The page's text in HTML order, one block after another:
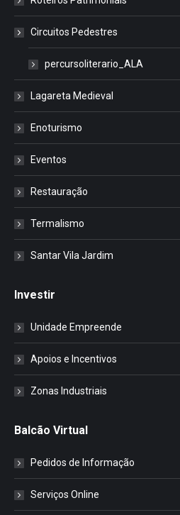
Circuitos Pedestres
percursoliterario_ALA
Lagareta Medieval
Enoturismo
Eventos
Restauração
Termalismo
Santar Vila Jardim
Investir
Unidade Empreende
Apoios e Incentivos
Zonas Industriais
Balcão Virtual
Pedidos de Informação
Serviços Online